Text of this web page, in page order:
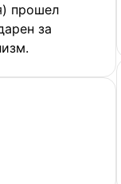
прошел
за